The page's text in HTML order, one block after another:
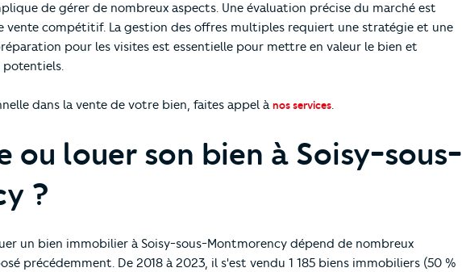
de gérer de nombreux aspects. Une évaluation précise du marché est
vente compétitif. La gestion des offres multiples requiert une stratégie et une
pour les visites est essentielle pour mettre en valeur le bien et
potentiels.
dans la vente de votre bien, faites appel à nos services.
ou louer son bien à Soisy-sous-
?
un bien immobilier à Soisy-sous-Montmorency dépend de nombreux
précédemment. De 2018 à 2023, il s'est vendu 1 185 biens immobiliers (50 %